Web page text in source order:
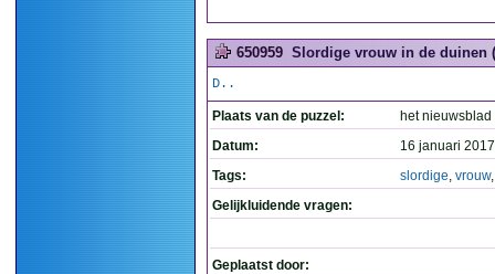
650959 Slordige vrouw in de duinen
D..
Plaats van de puzzel:
het nieuwsblad
Datum:
16 januari
Tags:
slordige, vrouw
Gelijkluidende vragen:
Geplaatst door: